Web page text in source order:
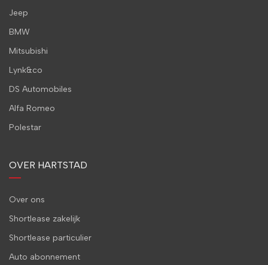
Jeep
BMW
Mitsubishi
Lynk&co
DS Automobiles
Alfa Romeo
Polestar
OVER HARTSTAD
Over ons
Shortlease zakelijk
Shortlease particulier
Auto abonnement